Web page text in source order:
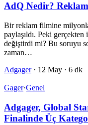
AdQ Nedir?
Bir reklam filmine
paylaşıldı. Peki
değiştirdi mi? Bu soruyu
zaman…
Adgager · 12 May · 6 dk
Gager·Genel
Adgager, Global
Finalinde Üç